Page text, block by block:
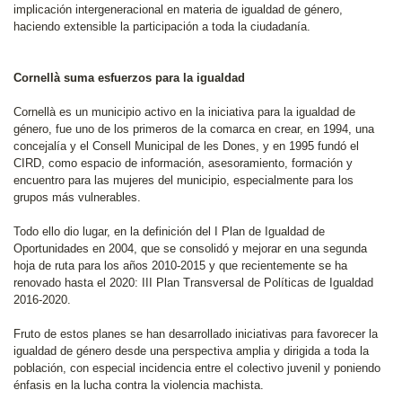
implicación intergeneracional en materia de igualdad de género,
haciendo extensible la participación a toda la ciudadanía.
Cornellà suma esfuerzos para la igualdad
Cornellà es un municipio activo en la iniciativa para la igualdad de
género, fue uno de los primeros de la comarca en crear, en 1994, una
concejalía y el Consell Municipal de les Dones, y en 1995 fundó el
CIRD, como espacio de información, asesoramiento, formación y
encuentro para las mujeres del municipio, especialmente para los
grupos más vulnerables.
Todo ello dio lugar, en la definición del I Plan de Igualdad de
Oportunidades en 2004, que se consolidó y mejorar en una segunda
hoja de ruta para los años 2010-2015 y que recientemente se ha
renovado hasta el 2020: III Plan Transversal de Políticas de Igualdad
2016-2020.
Fruto de estos planes se han desarrollado iniciativas para favorecer la
igualdad de género desde una perspectiva amplia y dirigida a toda la
población, con especial incidencia entre el colectivo juvenil y poniendo
énfasis en la lucha contra la violencia machista.